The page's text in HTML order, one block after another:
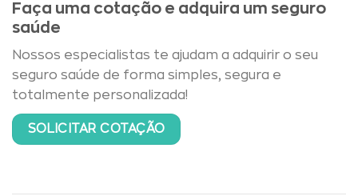
Faça uma cotação e adquira um seguro
saúde
Nossos especialistas te ajudam a adquirir o seu
seguro saúde de forma simples, segura e
totalmente personalizada!
SOLICITAR COTAÇÃO